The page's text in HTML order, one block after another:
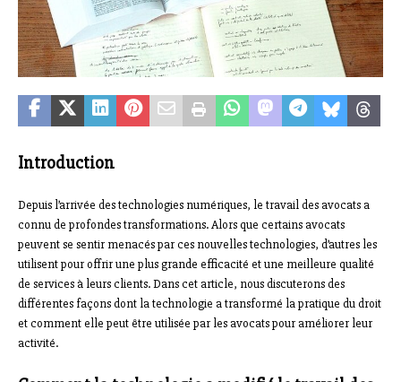
Introduction
Depuis l’arrivée des technologies numériques, le travail des avocats a
connu de profondes transformations. Alors que certains avocats
peuvent se sentir menacés par ces nouvelles technologies, d’autres les
utilisent pour offrir une plus grande efficacité et une meilleure qualité
de services à leurs clients. Dans cet article, nous discuterons des
différentes façons dont la technologie a transformé la pratique du droit
et comment elle peut être utilisée par les avocats pour améliorer leur
activité.